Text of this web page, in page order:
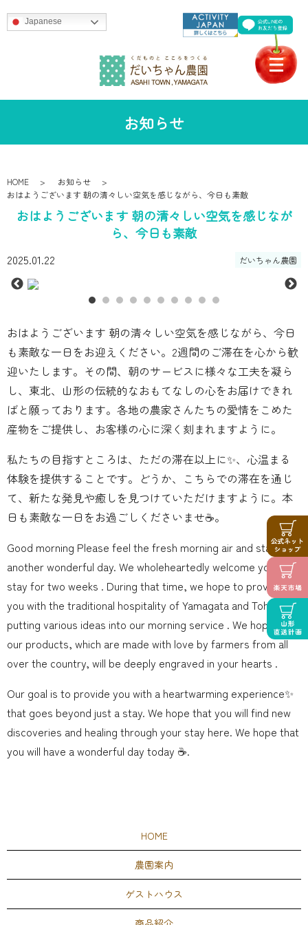
Japanese
お知らせ
HOME
お知らせ
おはようございます 朝の清々しい空気を感じながら、今日も素敵
おはようございます 朝の清々しい空気を感じなが
ら、今日も素敵
2025.01.22 だいちゃん農園
おはようございます 朝の清々しい空気を感じながら、今日
も素敵な一日をお迎えください。2週間のご滞在を心から歓
迎いたします。その間、朝のサービスに様々な工夫を凝ら
し、東北、山形の伝統的なおもてなしの心をお届けできれ
ばと願っております️。各地の農家さんたちの愛情をこめた
産物をご提供し、お客様の心に深く刻まれますように。
私たちの目指すところは、ただの滞在以上に✨、心温まる
体験を提供することです。どうか、こちらでの滞在を通じ
て、新たな発見や癒しを見つけていただけますように。本
日も素敵な一日をお過ごしくださいませ☕️。
Good morning Please feel the fresh morning air and start
another wonderful day. We wholeheartedly welcome your
stay for two weeks . During that time, we hope to provide
you with the traditional hospitality of Yamagata and Tohoku by
putting various ideas into our morning service ️. We hope that
our products, which are made with love by farmers from all
over the country, will be deeply engraved in your hearts .
Our goal is to provide you with a heartwarming experience✨
that goes beyond just a stay. We hope that you will find new
discoveries and healing through your stay here. We hope that
you will have a wonderful day today ☕️.
HOME
農園案内
ゲストハウス